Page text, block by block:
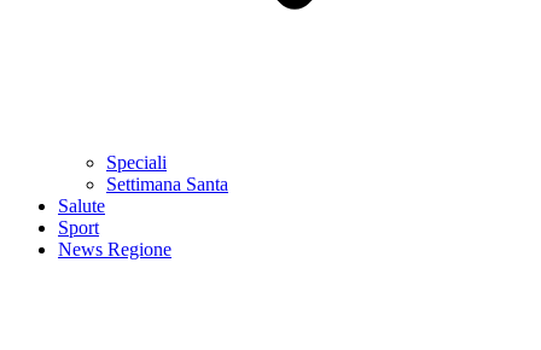
Speciali
Settimana Santa
Salute
Sport
News Regione